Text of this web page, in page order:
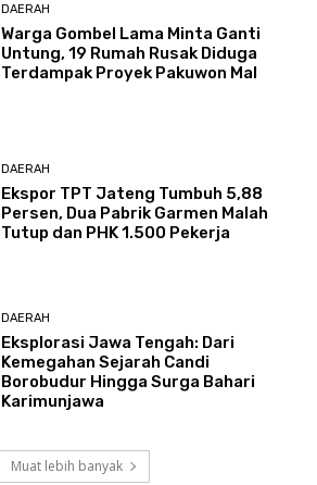
DAERAH
Warga Gombel Lama Minta Ganti
Untung, 19 Rumah Rusak Diduga
Terdampak Proyek Pakuwon Mal
DAERAH
Ekspor TPT Jateng Tumbuh 5,88
Persen, Dua Pabrik Garmen Malah
Tutup dan PHK 1.500 Pekerja
DAERAH
Eksplorasi Jawa Tengah: Dari
Kemegahan Sejarah Candi
Borobudur Hingga Surga Bahari
Karimunjawa
Muat lebih banyak